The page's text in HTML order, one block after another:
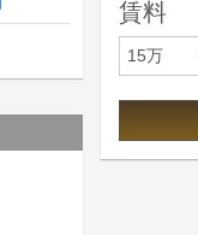
賃料